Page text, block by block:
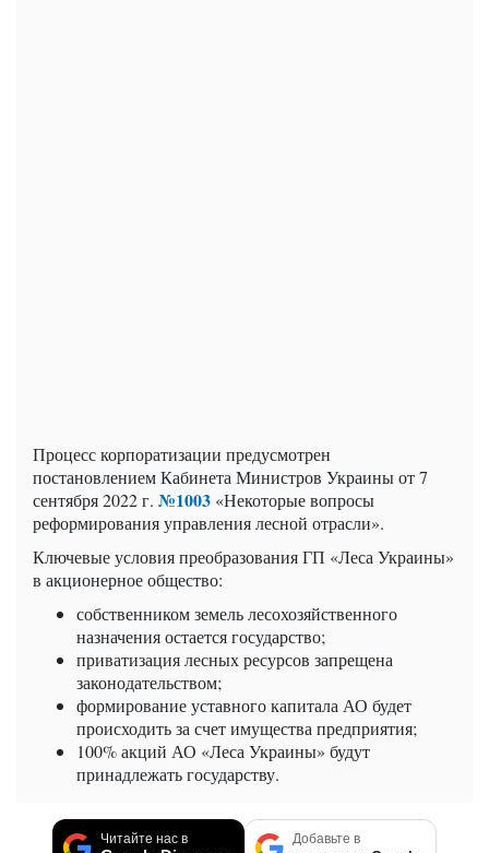
Процесс корпоратизации предусмотрен
постановлением Кабинета Министров Украины от 7
сентября 2022 г. №1003 «Некоторые вопросы
реформирования управления лесной отрасли».
Ключевые условия преобразования ГП «Леса Украины»
в акционерное общество:
собственником земель лесохозяйственного
назначения остается государство;
приватизация лесных ресурсов запрещена
законодательством;
формирование уставного капитала АО будет
происходить за счет имущества предприятия;
100% акций АО «Леса Украины» будут
принадлежать государству.
Читайте нас в Добавьте в